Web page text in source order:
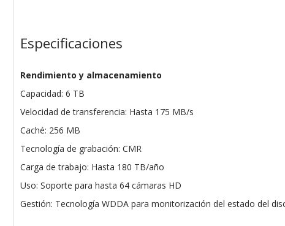
Especificaciones
Rendimiento y almacenamiento
Capacidad: 6 TB
Velocidad de transferencia: Hasta 175 MB/s
Caché: 256 MB
Tecnología de grabación: CMR
Carga de trabajo: Hasta 180 TB/año
Uso: Soporte para hasta 64 cámaras HD
Gestión: Tecnología WDDA para monitorización del estado del